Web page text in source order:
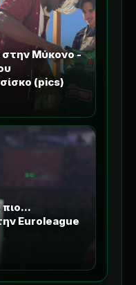
στην Μύκονο -
(pics)
Euroleague